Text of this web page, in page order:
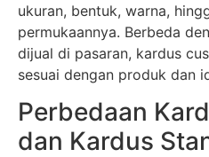
ukuran, bentuk, warna,
permukaannya. Berbeda
dijual di pasaran, kardus
sesuai dengan produk dan
Perbedaan
dan Kardus